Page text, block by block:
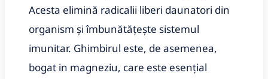
Acesta elimină radicalii liberi daunatori din
organism și îmbunătățește sistemul
imunitar. Ghimbirul este, de asemenea,
bogat in magneziu, care este esențial